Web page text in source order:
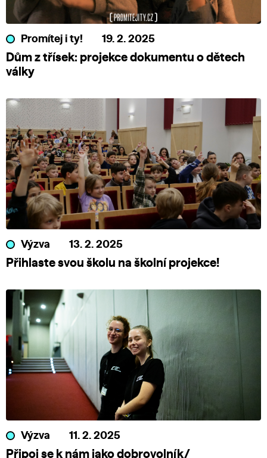
Promítej i ty! 19. 2. 2025
Dům z třísek: projekce dokumentu o dětech
války
Výzva 13. 2. 2025
Přihlaste svou školu na školní projekce!
Výzva 11. 2. 2025
Připoj se k nám jako dobrovolník/